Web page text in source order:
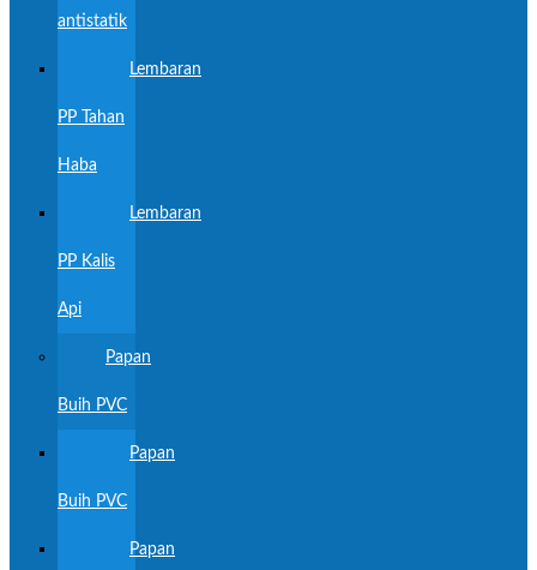
antistatik
Lembaran
PP Tahan
Haba
Lembaran
PP Kalis
Api
Papan
Buih PVC
Papan
Buih PVC
Papan